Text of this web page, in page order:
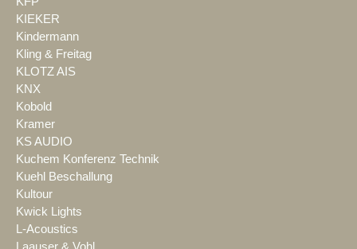
KIEKER
Kindermann
Kling & Freitag
KLOTZ AIS
KNX
Kobold
Kramer
KS AUDIO
Kuchem Konferenz Technik
Kuehl Beschallung
Kultour
Kwick Lights
L-Acoustics
Laauser & Vohl